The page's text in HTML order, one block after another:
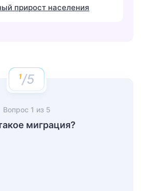
прирост населения
/5
Вопрос 1 из 5
миграция?